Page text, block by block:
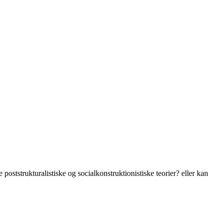
og socialkonstruktionistiske teorier? eller kan